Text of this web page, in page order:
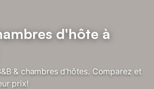
d'hôte à
& chambres d’hôtes. Comparez et
prix!